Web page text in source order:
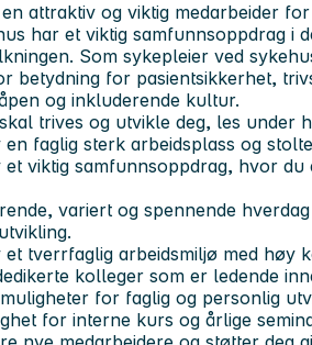
attraktiv og viktig medarbeider
har et viktig samfunnsoppdrag i
Som sykepleier ved
betydning for pasientsikkerhet,
og inkluderende kultur.
trives og utvikle deg, les under
faglig sterk arbeidsplass og
viktig samfunnsoppdrag, hvor du
variert og spennende
tverrfaglig arbeidsmiljø med høy
kolleger som er ledende
for faglig og personlig
for interne kurs og årlige